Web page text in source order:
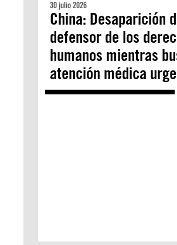
30 julio 2026
China: Desaparición
defensor de los
humanos mientras
atención médica